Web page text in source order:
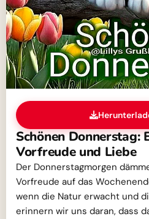
Schönen Donnerstag:
Vorfreude und Liebe
Der Donnerstagmorgen
Vorfreude auf das
wenn die Natur erwacht und
erinnern wir uns daran, dass